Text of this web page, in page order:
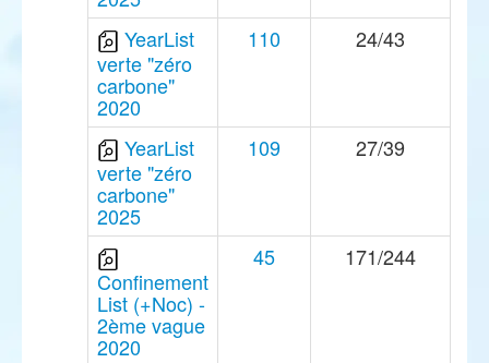
YearList
verte "zéro
carbone"
2020
110 24/43
YearList
verte "zéro
carbone"
2025
109 27/39
Confinement
List (+Noc) -
2ème vague
2020
45 171/244